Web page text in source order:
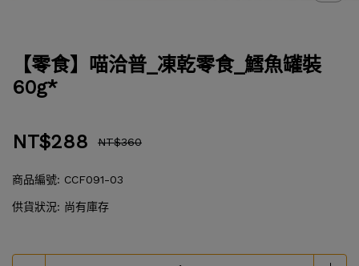
【零食】喵洽普_凍乾零食_鱈魚罐裝
60g*
NT$288 NT$360
商品編號: CCF091-03
供貨狀況: 尚有庫存